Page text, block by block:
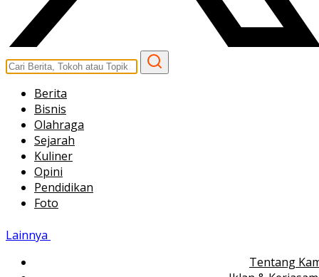
Berita
Bisnis
Olahraga
Sejarah
Kuliner
Opini
Pendidikan
Foto
Lainnya
Tentang